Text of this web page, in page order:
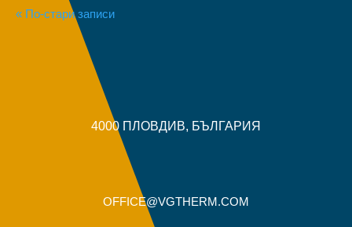
« По-стари записи
4000 ПЛОВДИВ, БЪЛГАРИЯ
OFFICE@VGTHERM.COM